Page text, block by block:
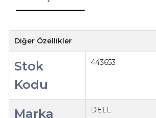
Diğer Özellikler
Stok
Kodu
443653
Marka DELL